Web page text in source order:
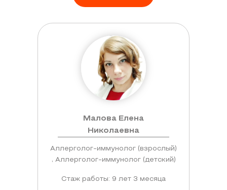
Малова Елена
Николаевна
Аллерголог-иммунолог (взрослый)
, Аллерголог-иммунолог (детский)
Стаж работы: 9 лет 3 месяца